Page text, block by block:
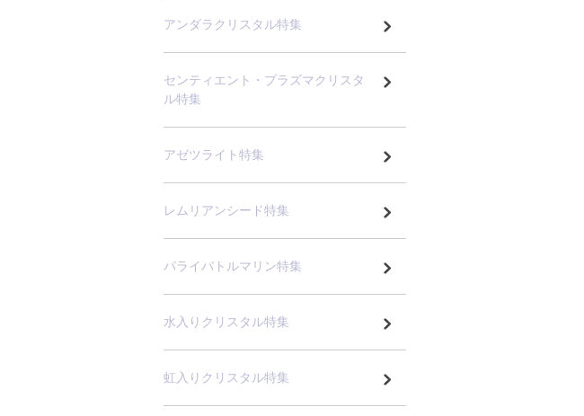
アンダラクリスタル特集
センティエント・プラズマクリスタ
ル特集
アゼツライト特集
レムリアンシード特集
パライバトルマリン特集
水入りクリスタル特集
虹入りクリスタル特集